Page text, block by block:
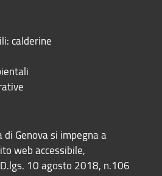
calderine
Genova si impegna a
web accessibile,
10 agosto 2018, n.106